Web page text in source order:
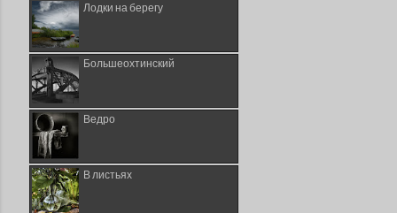
Лодки на берегу
Большеохтинский
Ведро
В листьях